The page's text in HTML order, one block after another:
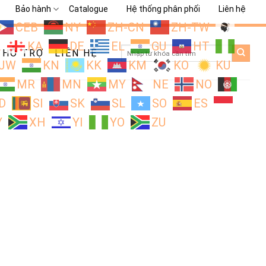
Bảo hành Catalogue Hệ thống phân phối Liên hệ
CEB NY ZH-CN
ZH-TW
KA DE EL GU
HT
KN KK KM KO
KU
MR MN MY NE
NO
SI SK SL SO
ES
XH YI YO ZU
HỖ TRỢ LIÊN HỆ
Search
for: